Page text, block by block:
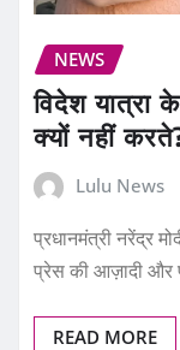
NEWS
विदेश यात्रा
क्यों नहीं
Lulu News
प्रधानमंत्री नरेंद्र
प्रेस की आज़ादी और
READ MORE